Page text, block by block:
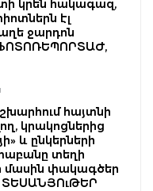
կրեն հակագազ,
էլ
ջարդոն
հայտնի
կրակոցներից
և ընկերների
տեղի
մասին փակագծեր
ՏԵՍԱՆՅՈւԹԵՐ